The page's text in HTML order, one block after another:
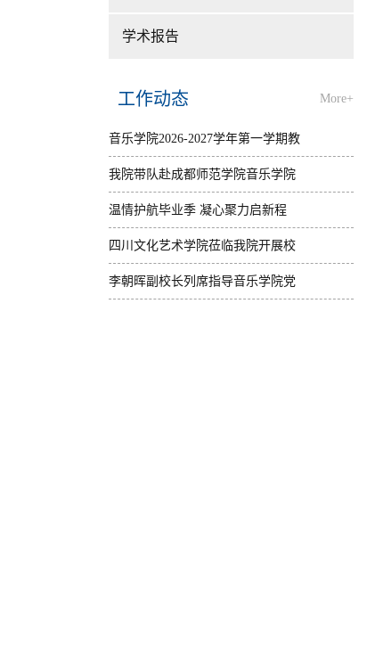
学术报告
工作动态 More+
音乐学院2026-2027学年第一学期教
材选用计划公示
[2026年07月21日]
我院带队赴成都师范学院音乐学院
开展专业建设交流活动
[2026年07月02日]
温情护航毕业季 凝心聚力启新程
——音乐学院开展毕业生系列主题
教育活动
四川文化艺术学院莅临我院开展校
际交流座谈
李朝晖副校长列席指导音乐学院党